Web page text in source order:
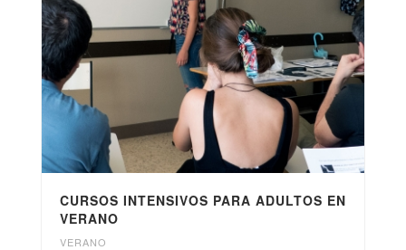
CURSOS INTENSIVOS PARA ADULTOS EN
VERANO
VERANO